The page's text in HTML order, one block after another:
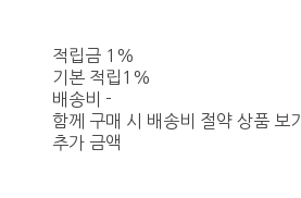
적립금 1%
기본 적립 1%
배송비 -
함께 구매 시 배송비 절약 상품 보기
추가 금액